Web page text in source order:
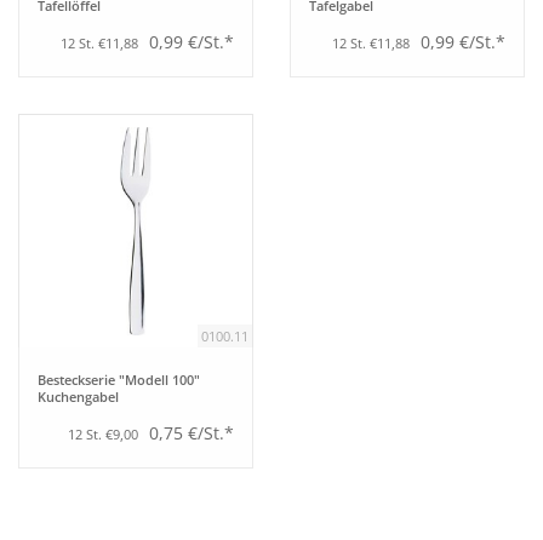
Tafellöffel
12 St. €11,88 0,99 €/St.*
Tafelgabel
12 St. €11,88 0,99 €/St.*
0100.11
Besteckserie "Modell 100"
Kuchengabel
12 St. €9,00 0,75 €/St.*